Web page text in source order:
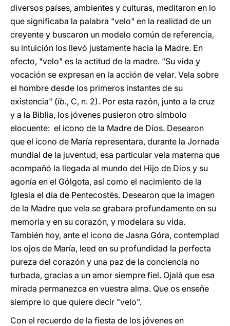
diversos países, ambientes y culturas, meditaron en lo
que significaba la palabra "velo" en la realidad de un
creyente y buscaron un modelo común de referencia,
su intuición los llevó justamente hacia la Madre. En
efecto, "velo" es la actitud de la madre. "Su vida y
vocación se expresan en la acción de velar. Vela sobre
el hombre desde los primeros instantes de su
existencia" (ib., C, n. 2). Por esta razón, junto a la cruz
y a la Biblia, los jóvenes pusieron otro símbolo
elocuente: el icono de la Madre de Dios. Desearon
que el icono de María representara, durante la Jornada
mundial de la juventud, esa particular vela materna que
acompañó la llegada al mundo del Hijo de Dios y su
agonía en el Gólgota, así como el nacimiento de la
Iglesia el día de Pentecostés. Desearon que la imagen
de la Madre que vela se grabara profundamente en su
memoria y en su corazón, y modelara su vida.
También hoy, ante el icono de Jasna Góra, contemplad
los ojos de María, leed en su profundidad la perfecta
pureza del corazón y una paz de la conciencia no
turbada, gracias a un amor siempre fiel. Ojalá que esa
mirada permanezca en vuestra alma. Que os enseñe
siempre lo que quiere decir "velo".
Con el recuerdo de la fiesta de los jóvenes en